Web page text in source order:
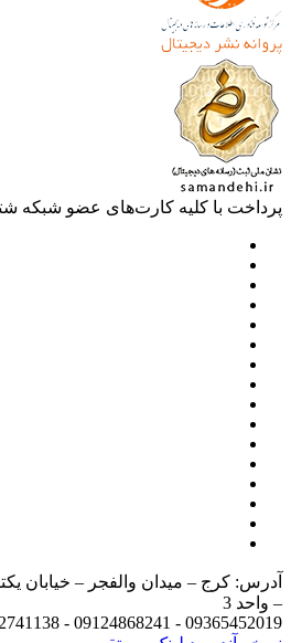
با کلیه کارت‌های عضو شبکه شتاب
3
09365452019 - 09124868241 -